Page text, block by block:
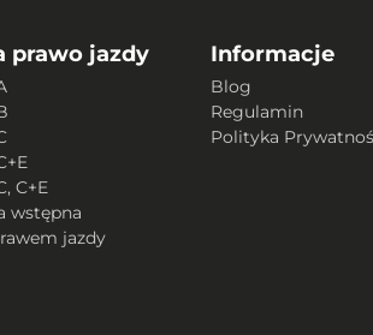
prawo jazdy
C+E
wstępna
jazdy
Informacje
Blog
Regulamin
Polityka